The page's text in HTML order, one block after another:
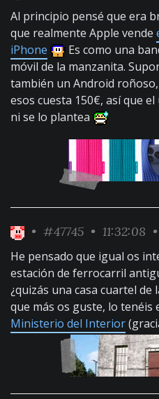
Al principio pensé que era
que realmente Apple vende
iPhone
Es como una
móvil de la manzanita.
también un Android
esos cuesta 150€, así que
ni se lo plantea
• #47745 • 11:32:08 •
He pensado que igual os
estación de ferrocarril
¿quizás una casa cuartel de
que más os guste, lo tenéis
Ministerio del Interior